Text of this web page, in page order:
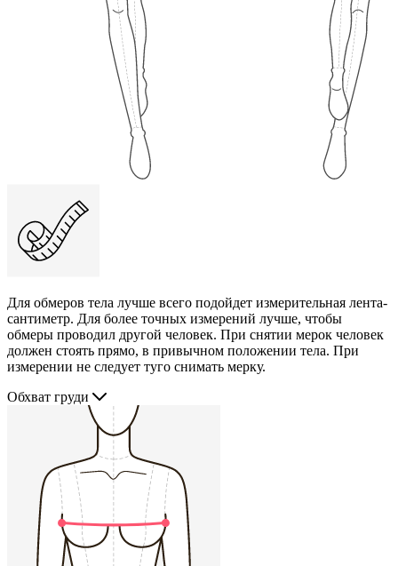
Для обмеров тела лучше всего подойдет измерительная лента-
сантиметр. Для более точных измерений лучше, чтобы
обмеры проводил другой человек. При снятии мерок человек
должен стоять прямо, в привычном положении тела. При
измерении не следует туго снимать мерку.
Обхват груди